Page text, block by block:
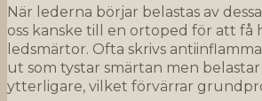
När lederna börjar belastas av
oss kanske till en ortoped för att få
ledsmärtor. Ofta skrivs
ut som tystar smärtan men
ytterligare, vilket förvärrar